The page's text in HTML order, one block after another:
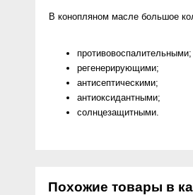
В конопляном масле большое
противовоспалительными;
регенерирующими;
антисептическими;
антиоксидантными;
солнцезащитными.
Похожие товары в